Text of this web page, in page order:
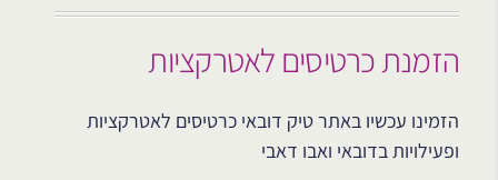
הזמנת כרטיסים לאטרקציות
הזמינו עכשיו באתר טיק דובאי כרטיסים לאטרקציות
ופעילויות בדובאי ואבו דאבי